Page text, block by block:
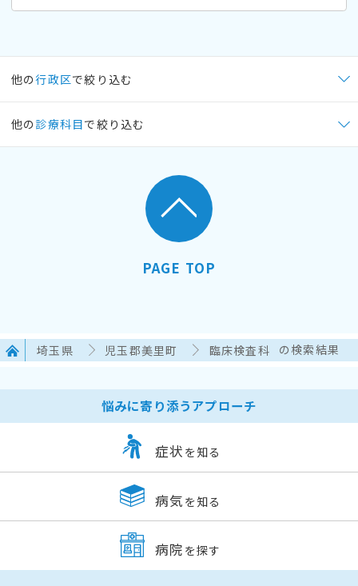
他の行政区で絞り込む
他の 診療科目で絞り込む
PAGE TOP
埼玉県 児玉郡美里町 臨床検査科 の検索結果
悩みに寄り添うアプローチ
症状 を知る
病気 を知る
病院 を探す